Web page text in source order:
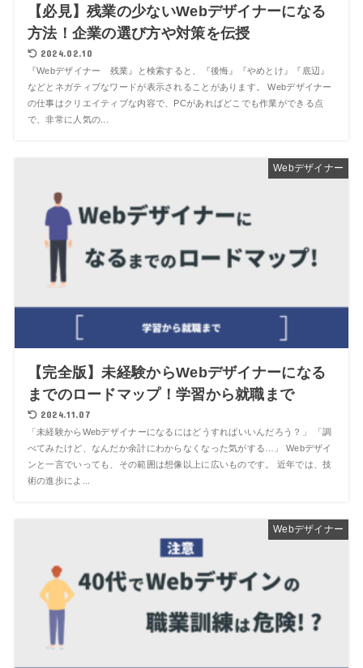
【必見】残業の少ないWebデザイナーになる
方法！企業の選び方や対策を伝授
2024.02.10
『Webデザイナー 残業』と検索すると、『後悔』『やめとけ』『底辺』
などとネガティブなワードが表示されることがあります。 Webデザイナー
の仕事はクリエイティブな内容で、PCがあればどこでも作業ができる点
で、非常に人気の...
Webデザイナー
【完全版】未経験からWebデザイナーになる
までのロードマップ！学習から就職まで
2024.11.07
「未経験からWebデザイナーになるにはどうすればいいんだろう？」 「調
べてみたけど、なんだか余計にわからなくなった気がする…」 Webデザイ
ンと一言でいっても、その範囲は想像以上に広いものです。 近年では、技
術の進歩によ...
Webデザイナー